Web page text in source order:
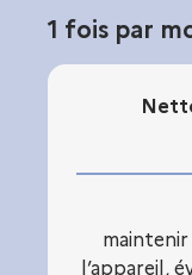
1 fois par
maintenir
l’appareil,